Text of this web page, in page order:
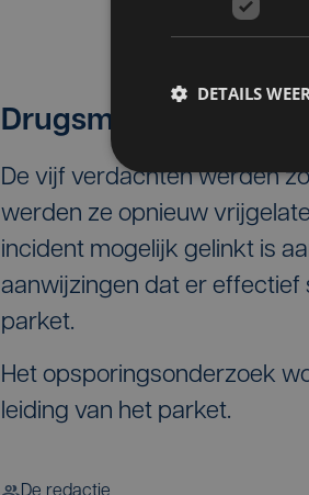
Drugsmilieu
De vijf verdachten werden
werden ze opnieuw
incident mogelijk gelinkt is
aanwijzingen dat er effectief
parket.
Het opsporingsonderzoek
leiding van het parket.
DETAILS